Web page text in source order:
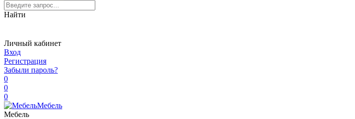
Найти
Личный кабинет
Вход
Регистрация
Забыли пароль?
0
0
0
Мебель
Мебель